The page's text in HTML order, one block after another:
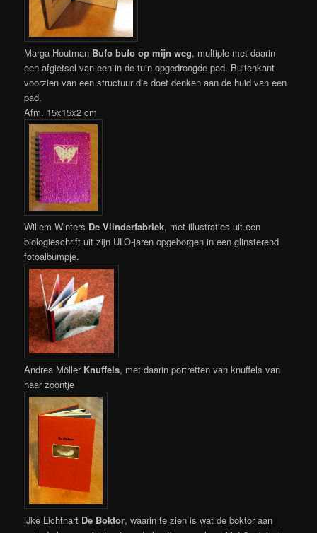
Marga Houtman Bufo bufo op mijn weg, multiple met daarin
een afgietsel van een in de tuin opgedroogde pad. Buitenkant
voorzien van een structuur die doet denken aan de huid van een
pad.
Afm. 15x15x2 cm
Willem Winters De Vlinderfabriek, met illustraties uit een
biologieschrift uit zijn ULO-jaren opgeborgen in een glinsterend
fotoalbumpje.
Andrea Möller Knuffels, met daarin portretten van knuffels van
haar zoontje
IJke Lichthart De Boktor, waarin te zien is wat de boktor aan